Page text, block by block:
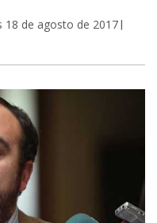
18 de agosto de 2017